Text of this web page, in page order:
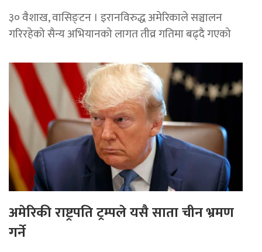
३० वैशाख, वासिङ्टन । इरानविरुद्ध अमेरिकाले सञ्चालन
गरिरहेको सैन्य अभियानको लागत तीव्र गतिमा बढ्दै गएको
अमेरिकी राष्ट्रपति ट्रम्पले यसै साता चीन भ्रमण
गर्ने